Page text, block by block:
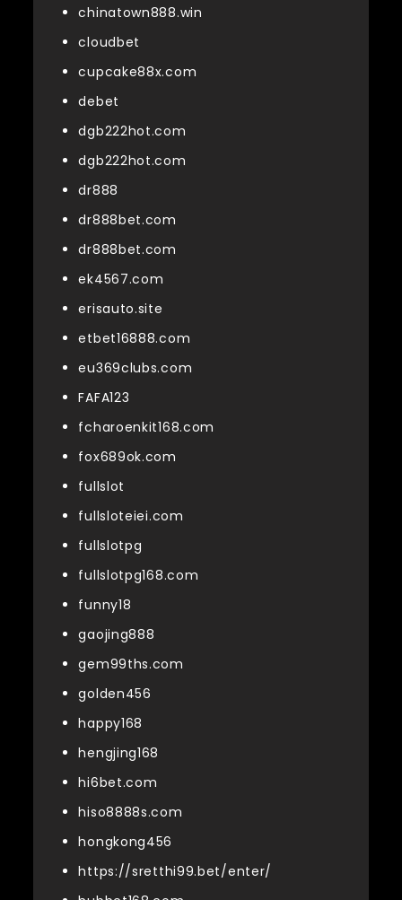
chinatown888.win
cloudbet
cupcake88x.com
debet
dgb222hot.com
dgb222hot.com
dr888
dr888bet.com
dr888bet.com
ek4567.com
erisauto.site
etbet16888.com
eu369clubs.com
FAFA123
fcharoenkit168.com
fox689ok.com
fullslot
fullsloteiei.com
fullslotpg
fullslotpg168.com
funny18
gaojing888
gem99ths.com
golden456
happy168
hengjing168
hi6bet.com
hiso8888s.com
hongkong456
https://sretthi99.bet/enter/